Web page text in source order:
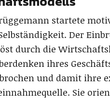
startete
Der
durch die
ihres
und damit ihre
Sie